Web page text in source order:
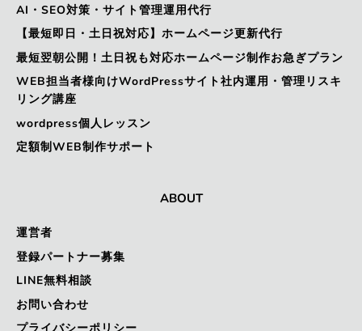
AI・SEO対策・サイト管理運用代行
【最短即日・土日祝対応】ホームページ更新代行
最短翌朝公開！土日祝も対応ホームページ制作お急ぎプラン
WEB担当者様向けWordPressサイト社内運用・管理リスキ
リング講座
wordpress個人レッスン
定額制WEB制作サポート
ABOUT
運営者
登録パートナー募集
LINE無料相談
お問い合わせ